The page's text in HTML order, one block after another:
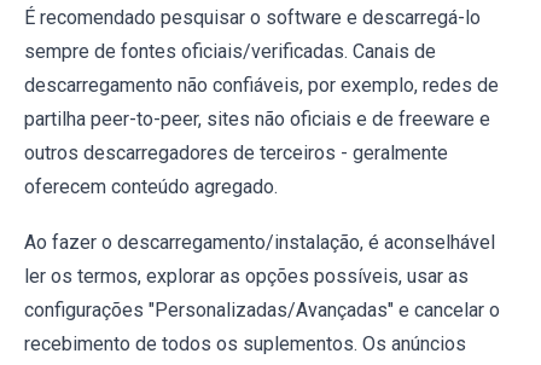
É recomendado pesquisar o software e descarregá-lo
sempre de fontes oficiais/verificadas. Canais de
descarregamento não confiáveis, por exemplo, redes de
partilha peer-to-peer, sites não oficiais e de freeware e
outros descarregadores de terceiros - geralmente
oferecem conteúdo agregado.
Ao fazer o descarregamento/instalação, é aconselhável
ler os termos, explorar as opções possíveis, usar as
configurações "Personalizadas/Avançadas" e cancelar o
recebimento de todos os suplementos. Os anúncios